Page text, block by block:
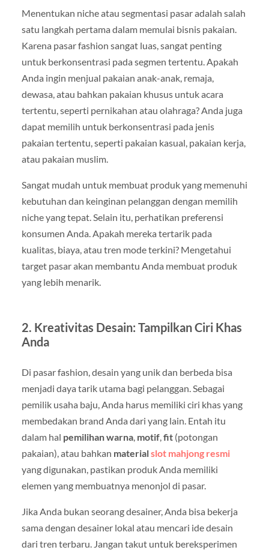
Menentukan niche atau segmentasi pasar adalah salah
satu langkah pertama dalam memulai bisnis pakaian.
Karena pasar fashion sangat luas, sangat penting
untuk berkonsentrasi pada segmen tertentu. Apakah
Anda ingin menjual pakaian anak-anak, remaja,
dewasa, atau bahkan pakaian khusus untuk acara
tertentu, seperti pernikahan atau olahraga? Anda juga
dapat memilih untuk berkonsentrasi pada jenis
pakaian tertentu, seperti pakaian kasual, pakaian kerja,
atau pakaian muslim.
Sangat mudah untuk membuat produk yang memenuhi
kebutuhan dan keinginan pelanggan dengan memilih
niche yang tepat. Selain itu, perhatikan preferensi
konsumen Anda. Apakah mereka tertarik pada
kualitas, biaya, atau tren mode terkini? Mengetahui
target pasar akan membantu Anda membuat produk
yang lebih menarik.
2. Kreativitas Desain: Tampilkan Ciri Khas
Anda
Di pasar fashion, desain yang unik dan berbeda bisa
menjadi daya tarik utama bagi pelanggan. Sebagai
pemilik usaha baju, Anda harus memiliki ciri khas yang
membedakan brand Anda dari yang lain. Entah itu
dalam hal pemilihan warna, motif, fit(potongan
pakaian), atau bahkan materialslot mahjong resmi
yang digunakan, pastikan produk Anda memiliki
elemen yang membuatnya menonjol di pasar.
Jika Anda bukan seorang desainer, Anda bisa bekerja
sama dengan desainer lokal atau mencari ide desain
dari tren terbaru. Jangan takut untuk bereksperimen